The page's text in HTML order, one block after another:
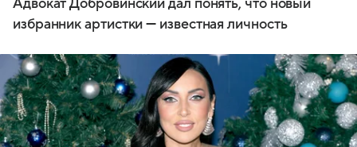
Адвокат Добровинский дал понять, что новый
избранник артистки — известная личность